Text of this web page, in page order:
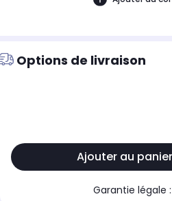
Options de livraison
Ajouter au panier
Garantie légale :